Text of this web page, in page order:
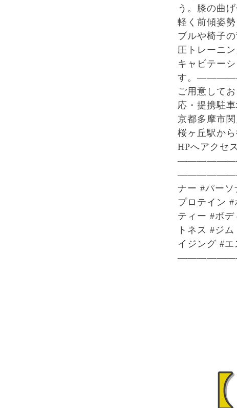
う。膝の曲
軽く前傾姿
ブルや椅
圧トレーニ
キャビテー
す。
ご用意して
応・提携
京都多摩市
桜ヶ丘駅か
HPへアクセ
ナー #パー
プロテイン
ティー #ボ
トネス #ジ
イジング #